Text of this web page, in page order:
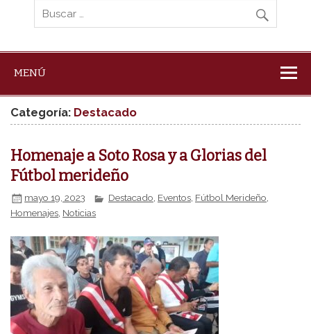
MENÚ
Categoría: Destacado
Homenaje a Soto Rosa y a Glorias del
Fútbol merideño
mayo 19, 2023 Destacado, Eventos, Fútbol Merideño,
Homenajes Noticias